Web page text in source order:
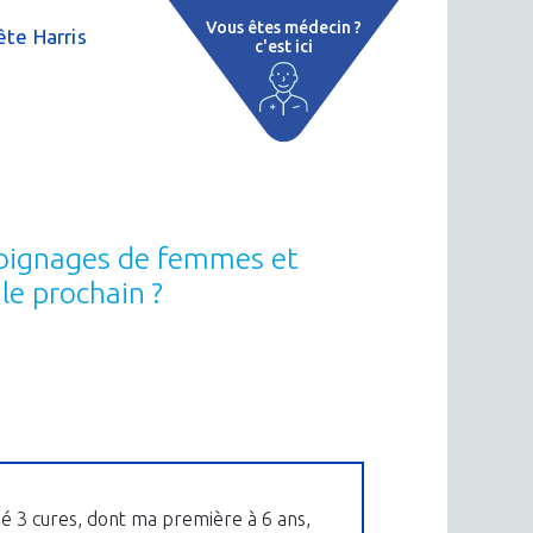
Harris
Vous êtes médecin ?
c'est ici
de femmes et
prochain ?
3 cures, dont ma première à 6 ans,